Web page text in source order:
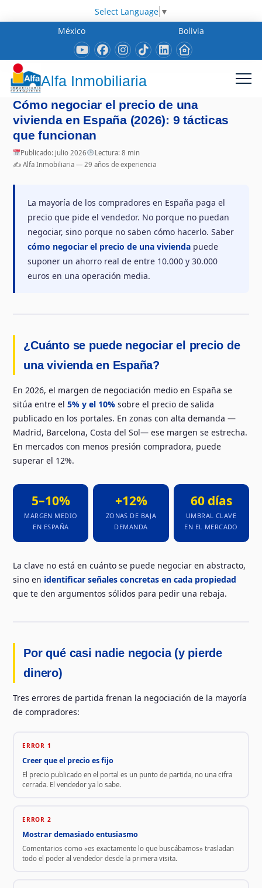
Select Language ▼
México
Bolivia
Alfa Inmobiliaria
Cómo negociar el precio de una
vivienda en España (2026): 9 tácticas
que funcionan
Publicado: julio 2026
Lectura: 8 min
✍️ Alfa Inmobiliaria — 29 años de experiencia
La mayoría de los compradores en España paga el
precio que pide el vendedor. No porque no puedan
negociar, sino porque no saben cómo hacerlo. Saber
cómo negociar el precio de una vivienda puede
suponer un ahorro real de entre 10.000 y 30.000
euros en una operación media.
¿Cuánto se puede negociar el precio de
una vivienda en España?
En 2026, el margen de negociación medio en España se
sitúa entre el5% y el 10% sobre el precio de salida
publicado en los portales. En zonas con alta demanda —
Madrid, Barcelona, Costa del Sol— ese margen se estrecha.
En mercados con menos presión compradora, puede
superar el 12%.
5–10%
MARGEN MEDIO
EN ESPAÑA
+12%
ZONAS DE BAJA
DEMANDA
60 días
UMBRAL CLAVE
EN EL MERCADO
La clave no está en cuánto se puede negociar en abstracto,
sino en identificar señales concretas en cada propiedad
que te den argumentos sólidos para pedir una rebaja.
Por qué casi nadie negocia (y pierde
dinero)
Tres errores de partida frenan la negociación de la mayoría
de compradores:
ERROR 1
Creer que el precio es fijo
El precio publicado en el portal es un punto de partida, no una cifra
cerrada. El vendedor ya lo sabe.
ERROR 2
Mostrar demasiado entusiasmo
Comentarios como «es exactamente lo que buscábamos» trasladan
todo el poder al vendedor desde la primera visita.